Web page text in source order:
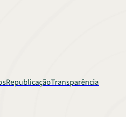
RepublicaçãoTransparência